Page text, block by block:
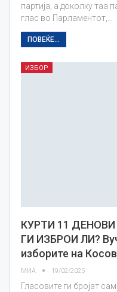
партија, а доколку таа
глас во Парламентот,…
ПОВЕЌЕ...
ИЗБОР
КУРТИ 11
ГИ ИЗБРОИ ЛИ?
изборите на
МИА 19/02/2025
Гласовите ги бројат